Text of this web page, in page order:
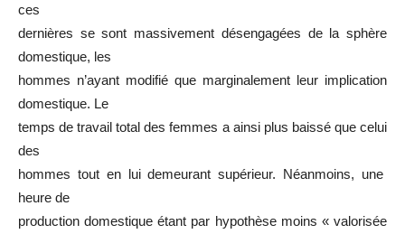
ces
dernières se sont massivement désengagées de la sphère
domestique, les
hommes n’ayant modifié que marginalement leur implication
domestique. Le
temps de travail total des femmes a ainsi plus baissé que celui
des
hommes tout en lui demeurant supérieur. Néanmoins, une
heure de
production domestique étant par hypothèse moins « valorisée